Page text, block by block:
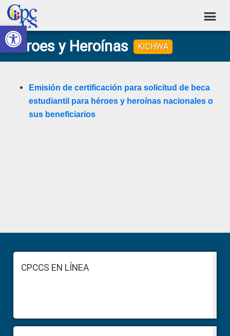
Abrir barra de herramientas
Skip
to
primary
navigation
Skip
to
main
content
Skip
to
primary
sidebar
Skip
to
footer
Consejo
de
Ciudadana
Control
Construyendo
Poder
Ciudadano
KICHWA
Héroes y Heroínas
Emisión de certificación para solicitud de beca
estudiantil para héroes y heroínas nacionales o
sus beneficiarios
Sidebar
FooterCPCCS EN LÍNEA